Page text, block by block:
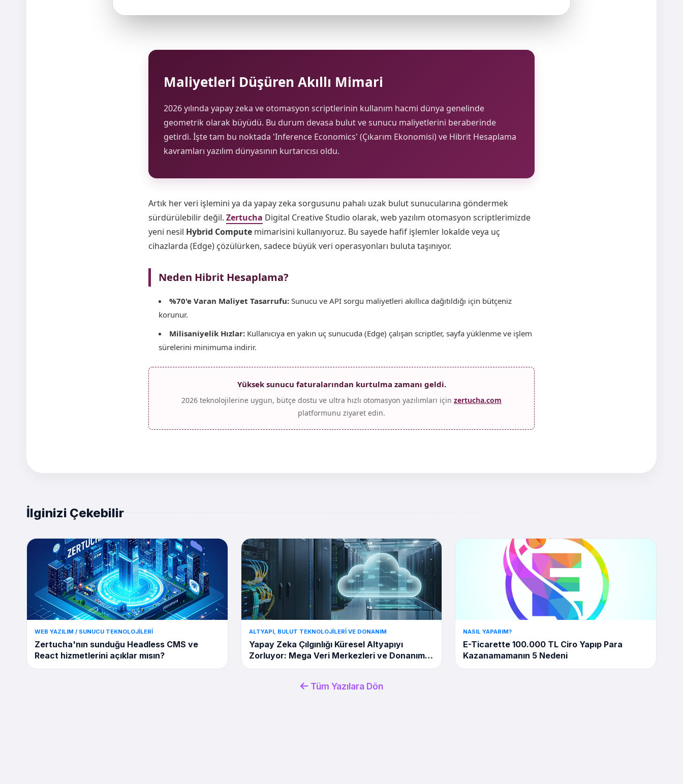
Maliyetleri Düşüren Akıllı Mimari
2026 yılında yapay zeka ve otomasyon scriptlerinin kullanım hacmi dünya genelinde
geometrik olarak büyüdü. Bu durum devasa bulut ve sunucu maliyetlerini beraberinde
getirdi. İşte tam bu noktada 'Inference Economics' (Çıkarım Ekonomisi) ve Hibrit Hesaplama
kavramları yazılım dünyasının kurtarıcısı oldu.
Artık her veri işlemini ya da yapay zeka sorgusunu pahalı uzak bulut sunucularına göndermek
sürdürülebilir değil. Zertucha Digital Creative Studio olarak, web yazılım otomasyon scriptlerimizde
yeni nesil Hybrid Compute mimarisini kullanıyoruz. Bu sayede hafif işlemler lokalde veya uç
cihazlarda (Edge) çözülürken, sadece büyük veri operasyonları buluta taşınıyor.
Neden Hibrit Hesaplama?
%70'e Varan Maliyet Tasarrufu: Sunucu ve API sorgu maliyetleri akıllıca dağıtıldığı için bütçeniz
korunur.
Milisaniyelik Hızlar: Kullanıcıya en yakın uç sunucuda (Edge) çalışan scriptler, sayfa yüklenme ve işlem
sürelerini minimuma indirir.
Yüksek sunucu faturalarından kurtulma zamanı geldi.
2026 teknolojilerine uygun, bütçe dostu ve ultra hızlı otomasyon yazılımları için zertucha.com
platformunu ziyaret edin.
İlginizi Çekebilir
WEB YAZILIM / SUNUCU TEKNOLOJILERI
Zertucha'nın sunduğu Headless CMS ve
React hizmetlerini açıklar mısın?
ALTYAPI, BULUT TEKNOLOJILERI VE DONANIM
Yapay Zeka Çılgınlığı Küresel Altyapıyı
Zorluyor: Mega Veri Merkezleri ve Donanım
Krizleri
NASIL YAPARIM?
E-Ticarette 100.000 TL Ciro Yapıp Para
Kazanamamanın 5 Nedeni
Tüm Yazılara Dön